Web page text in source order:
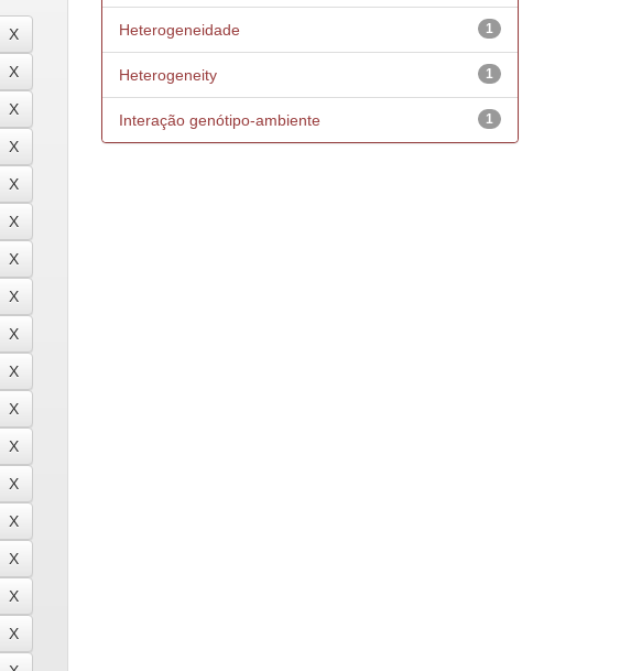
1
Heterogeneidade
1
Heterogeneity
1
Interação genótipo-ambiente